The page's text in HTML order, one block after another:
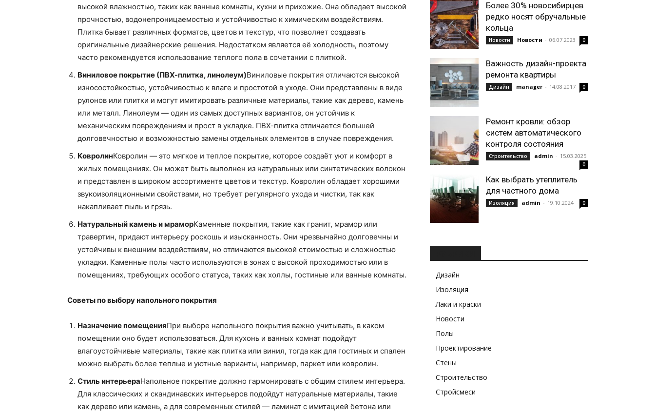
высокой влажностью, таких как ванные комнаты, кухни и прихожие. Она обладает высокой
прочностью, водонепроницаемостью и устойчивостью к химическим воздействиям.
Плитка бывает различных форматов, цветов и текстур, что позволяет создавать
оригинальные дизайнерские решения. Недостатком является её холодность, поэтому
часто рекомендуется использование теплого пола в сочетании с плиткой.
Виниловое покрытие (ПВХ-плитка, линолеум)Виниловые покрытия отличаются высокой
износостойкостью, устойчивостью к влаге и простотой в уходе. Они представлены в виде
рулонов или плитки и могут имитировать различные материалы, такие как дерево, камень
или металл. Линолеум — один из самых доступных вариантов, он устойчив к
механическим повреждениям и прост в укладке. ПВХ-плитка отличается большей
долговечностью и возможностью замены отдельных элементов в случае повреждения.
КовролинКовролин — это мягкое и теплое покрытие, которое создаёт уют и комфорт в
жилых помещениях. Он может быть выполнен из натуральных или синтетических волокон
и представлен в широком ассортименте цветов и текстур. Ковролин обладает хорошими
звукоизоляционными свойствами, но требует регулярного ухода и чистки, так как
накапливает пыль и грязь.
Натуральный камень и мраморКаменные покрытия, такие как гранит, мрамор или
травертин, придают интерьеру роскошь и изысканность. Они чрезвычайно долговечны и
устойчивы к внешним воздействиям, но отличаются высокой стоимостью и сложностью
укладки. Каменные полы часто используются в зонах с высокой проходимостью или в
помещениях, требующих особого статуса, таких как холлы, гостиные или ванные комнаты.
Советы по выбору напольного покрытия
Назначение помещенияПри выборе напольного покрытия важно учитывать, в каком
помещении оно будет использоваться. Для кухонь и ванных комнат подойдут
влагоустойчивые материалы, такие как плитка или винил, тогда как для гостиных и спален
можно выбрать более теплые и уютные варианты, например, паркет или ковролин.
Стиль интерьераНапольное покрытие должно гармонировать с общим стилем интерьера.
Для классических и скандинавских интерьеров подойдут натуральные материалы, такие
как дерево или камень, а для современных стилей — ламинат с имитацией бетона или
Более 30% новосибирцев
редко носят обручальные
кольца
Новости Новости - 06.07.2023 0
Важность дизайн-проекта
ремонта квартиры
Дизайн manager - 14.08.2017 0
Ремонт кровли: обзор
систем автоматического
контроля состояния
Строительство admin - 15.03.2025
0
Как выбрать утеплитель
для частного дома
Изоляция admin - 19.10.2024 0
Дизайн
Изоляция
Лаки и краски
Новости
Полы
Проектирование
Стены
Строительство
Стройсмеси